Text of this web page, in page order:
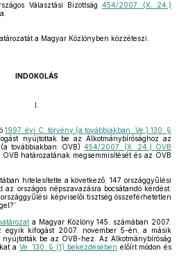
Választási Bizottság 454/2007. (X. 24.)
a Magyar Közlönyben közzéteszi.
INDOKOLÁS
I.
1997. évi C. törvény (a továbbiakban: Ve.) 130. §
nyújtottak be az Alkotmánybírósághoz az
(a továbbiakban: OVB)454/2007. (X. 24.) OVB
határozatának megsemmisítését és az OVB
hitelesítette a következő, 147 országgyűlési
országos népszavazásra bocsátandó kérdést:
képviselői tisztség összeférhetetlen
a Magyar Közlöny 145. számában 2007.
egyik kifogást 2007. november 5-én, a másik
be az OVB-hez. Az Alkotmánybíróság
a Ve. 130. § (1) bekezdésében előírt módon és